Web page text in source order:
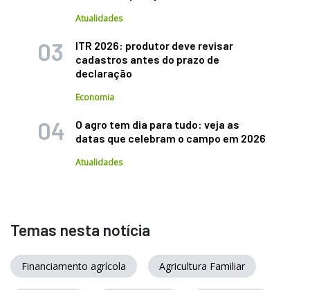
Atualidades
ITR 2026: produtor deve revisar
cadastros antes do prazo de
declaração
Economia
O agro tem dia para tudo: veja as
datas que celebram o campo em 2026
Atualidades
Temas nesta notícia
Financiamento agrícola Agricultura Familiar